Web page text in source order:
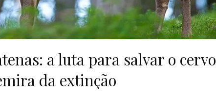
a luta para salvar o cervo
da extinção